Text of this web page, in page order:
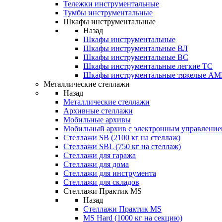
Тележки инструментальные
Тумбы инструментальные
Шкафы инструментальные
Назад
Шкафы инструментальные
Шкафы инструментальные ВЛ
Шкафы инструментальные ВС
Шкафы инструментальные легкие ТС
Шкафы инструментальные тяжелые
Металлические стеллажи
Назад
Металлические стеллажи
Архивные стеллажи
Мобильные архивы
Мобильный архив с электронным
Стеллажи SB (2100 кг на стеллаж)
Стеллажи SBL (750 кг на стеллаж)
Стеллажи для гаража
Стеллажи для дома
Стеллажи для инструмента
Стеллажи для складов
Стеллажи Практик MS
Назад
Стеллажи Практик MS
MS Hard (1000 кг на секцию)